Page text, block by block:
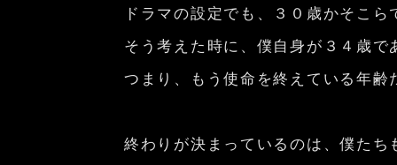
ドラマの設定でも、３０歳かそこ
そう考えた時に、僕自身が３４歳で
つまり、もう使命を終えている年
終わりが決まっているのは、僕たち